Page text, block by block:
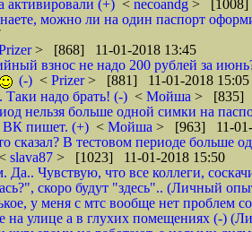
активировали (+) < necoandg > [1008]
можно ли на один паспорт
> [868] 11-01-2018 13:45
взнос не надо 200 рублей за
(-) < Prizer> [881] 11-01-2018 15:05
Таки надо брать! (-) < Мойша > [835]
нельзя больше одной симки на
ВК пишет. (+) < Мойша > [963] 11-01-
сказал? В тестовом периоде больше
< slava87 > [1023] 11-01-2018 15:50
Да.. Чувствую, что все коллеги,
скоро будут "здесь".. (Личный
у меня с мтс вообще нет проблем
на улице а в глухих помещениях (-)